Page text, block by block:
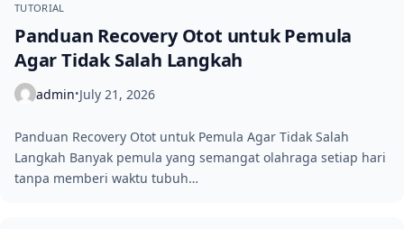
TUTORIAL
Panduan Recovery Otot untuk Pemula
Agar Tidak Salah Langkah
admin•July 21, 2026
Panduan Recovery Otot untuk Pemula Agar Tidak Salah
Langkah Banyak pemula yang semangat olahraga setiap hari
tanpa memberi waktu tubuh…